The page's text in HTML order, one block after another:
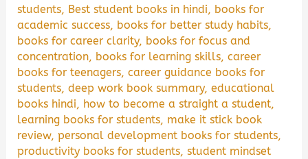
students, Best student books in hindi, books for
academic success, books for better study habits,
books for career clarity, books for focus and
concentration, books for learning skills,career
books for teenagers,career guidance books for
students,deep work book summary,educational
books hindi, how to become a straight a student,
learning books for students, make it stick book
review,personal development books for students,
productivity books for students,student mindset